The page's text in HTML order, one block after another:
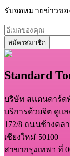
รับจดหมายข่าวขอ
สมัครสมาชิก
Standard
บริษัท สแตนดาร์ด
บริการด้วยจิต ดูแล
172/8 ถนนช้างคล
เชียงใหม่ 50100
สาขากรุงเทพฯ ที่